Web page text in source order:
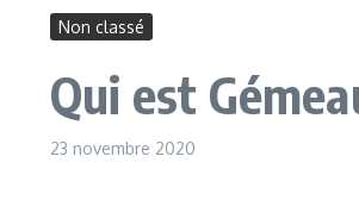
Non classé
Qui est
23 novembre 2020